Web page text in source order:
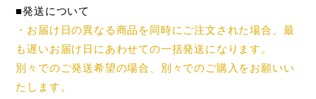
■発送について
・お届け日の異なる商品を同時にご注文された場合、最
も遅いお届け日にあわせての一括発送になります。
別々でのご発送希望の場合、別々でのご購入をお願いい
たします。